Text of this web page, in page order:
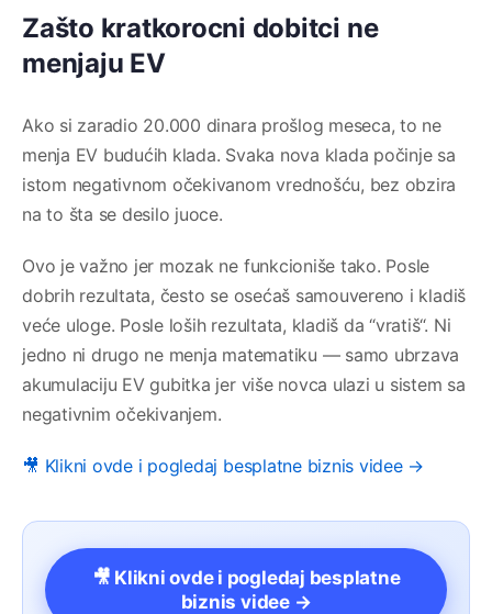
Zašto kratkorocni dobitci ne
menjaju EV
Ako si zaradio 20.000 dinara prošlog meseca, to ne
menja EV budućih klada. Svaka nova klada počinje sa
istom negativnom očekivanom vrednošću, bez obzira
na to šta se desilo juoce.
Ovo je važno jer mozak ne funkcioniše tako. Posle
dobrih rezultata, često se osećaš samouvereno i kladiš
veće uloge. Posle loših rezultata, kladiš da “vratiš“. Ni
jedno ni drugo ne menja matematiku — samo ubrzava
akumulaciju EV gubitka jer više novca ulazi u sistem sa
negativnim očekivanjem.
🎥 Klikni ovde i pogledaj besplatne biznis videe →
🎥 Klikni ovde i pogledaj besplatne
biznis videe →